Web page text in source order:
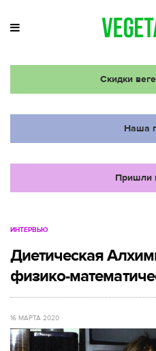
Скидки
Наша
Пришли
ИНТЕРВЬЮ
Диетическая
физико-
16 МАРТА 2020